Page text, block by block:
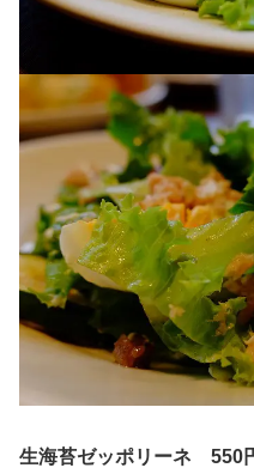
生海苔ゼッポリーネ 550